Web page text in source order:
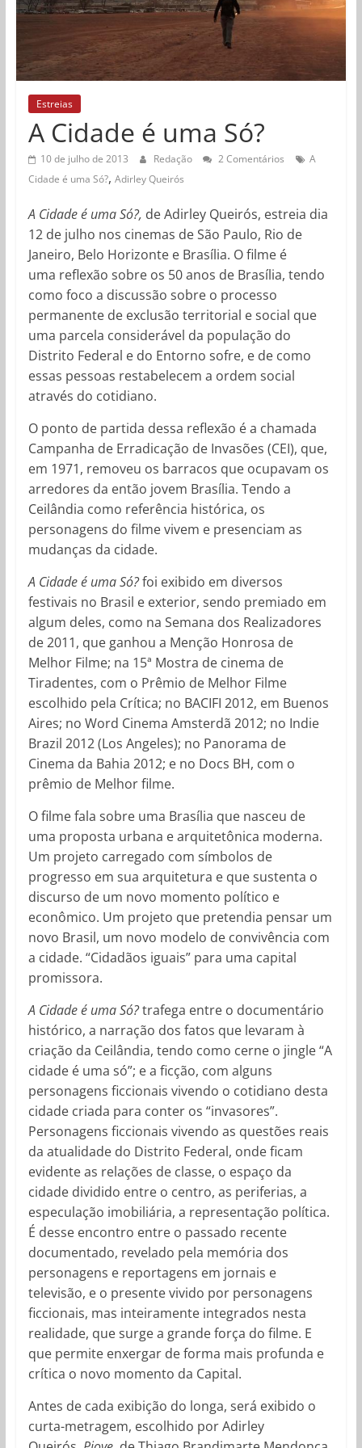
Estreias
A Cidade é uma Só?
10 de julho de 2013 Redação 2 Comentários
A
Cidade é uma Só?, Adirley Queirós
A Cidade é uma Só?, de Adirley Queirós, estreia dia
12 de julho nos cinemas de São Paulo, Rio de
Janeiro, Belo Horizonte e Brasília. O filme é
uma reflexão sobre os 50 anos de Brasília, tendo
como foco a discussão sobre o processo
permanente de exclusão territorial e social que
uma parcela considerável da população do
Distrito Federal e do Entorno sofre, e de como
essas pessoas restabelecem a ordem social
através do cotidiano.
O ponto de partida dessa reflexão é a chamada
Campanha de Erradicação de Invasões (CEI), que,
em 1971, removeu os barracos que ocupavam os
arredores da então jovem Brasília. Tendo a
Ceilândia como referência histórica, os
personagens do filme vivem e presenciam as
mudanças da cidade.
A Cidade é uma Só?foi exibido em diversos
festivais no Brasil e exterior, sendo premiado em
algum deles, como na Semana dos Realizadores
de 2011, que ganhou a Menção Honrosa de
Melhor Filme; na 15ª Mostra de cinema de
Tiradentes, com o Prêmio de Melhor Filme
escolhido pela Crítica; no BACIFI 2012, em Buenos
Aires; no Word Cinema Amsterdã 2012; no Indie
Brazil 2012 (Los Angeles); no Panorama de
Cinema da Bahia 2012; e no Docs BH, com o
prêmio de Melhor filme.
O filme fala sobre uma Brasília que nasceu de
uma proposta urbana e arquitetônica moderna.
Um projeto carregado com símbolos de
progresso em sua arquitetura e que sustenta o
discurso de um novo momento político e
econômico. Um projeto que pretendia pensar um
novo Brasil, um novo modelo de convivência com
a cidade. “Cidadãos iguais” para uma capital
promissora.
A Cidade é uma Só?trafega entre o documentário
histórico, a narração dos fatos que levaram à
criação da Ceilândia, tendo como cerne o jingle “A
cidade é uma só”; e a ficção, com alguns
personagens ficcionais vivendo o cotidiano desta
cidade criada para conter os “invasores”.
Personagens ficcionais vivendo as questões reais
da atualidade do Distrito Federal, onde ficam
evidente as relações de classe, o espaço da
cidade dividido entre o centro, as periferias, a
especulação imobiliária, a representação política.
É desse encontro entre o passado recente
documentado, revelado pela memória dos
personagens e reportagens em jornais e
televisão, e o presente vivido por personagens
ficcionais, mas inteiramente integrados nesta
realidade, que surge a grande força do filme. E
que permite enxergar de forma mais profunda e
crítica o novo momento da Capital.
Antes de cada exibição do longa, será exibido o
curta-metragem, escolhido por Adirley